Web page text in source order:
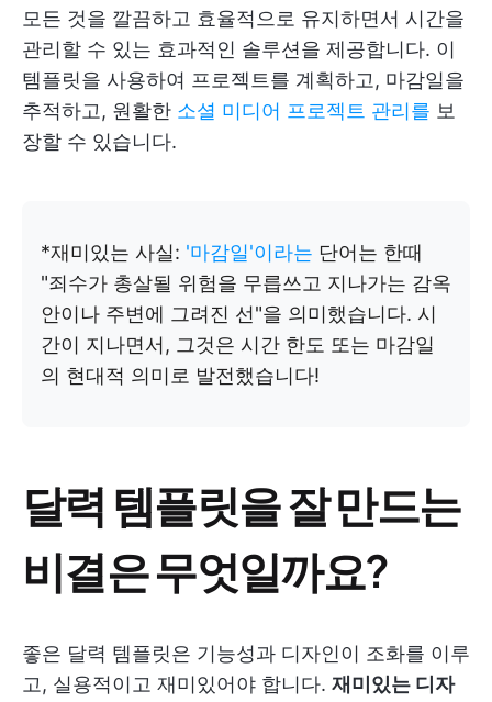
모든 것을 깔끔하고 효율적으로 유지하면서 시간을
관리할 수 있는 효과적인 솔루션을 제공합니다. 이
템플릿을 사용하여 프로젝트를 계획하고, 마감일을
추적하고, 원활한 소셜 미디어 프로젝트 관리를 보
장할 수 있습니다.
*재미있는 사실: '마감일'이라는 단어는 한때
"죄수가 총살될 위험을 무릅쓰고 지나가는 감옥
안이나 주변에 그려진 선"을 의미했습니다. 시
간이 지나면서, 그것은 시간 한도 또는 마감일
의 현대적 의미로 발전했습니다!
달력 템플릿을 잘 만드는
비결은 무엇일까요?
좋은 달력 템플릿은 기능성과 디자인이 조화를 이루
고, 실용적이고 재미있어야 합니다. 재미있는 디자